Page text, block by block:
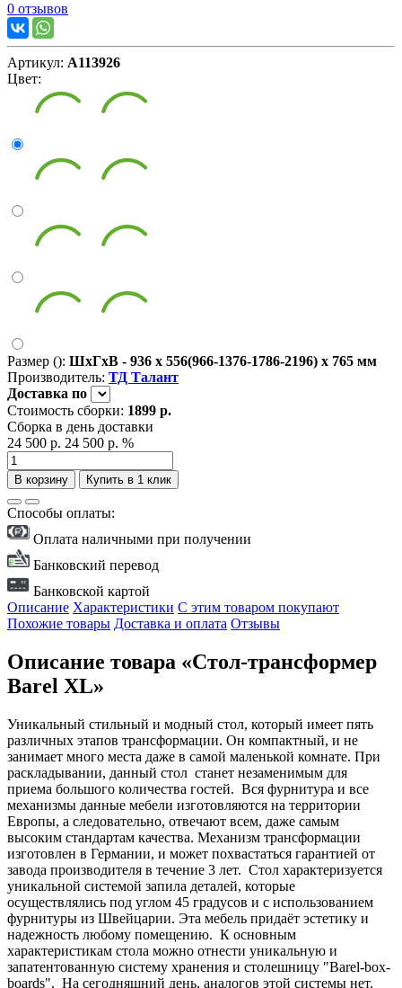
0 отзывов
Артикул: А113926
Цвет:
Размер (): ШxГxВ - 936 x 556(966-1376-1786-2196) x 765 мм
Производитель: ТД Талант
Доставка по
Стоимость сборки: 1899 р.
Сборка в день доставки
24 500 р. 24 500 р. %
В корзину Купить в 1 клик
Способы оплаты:
Оплата наличными при получении
Банковский перевод
Банковской картой
Описание Характеристики С этим товаром покупают
Похожие товары Доставка и оплата Отзывы
Описание товара «Стол-трансформер
Barel XL»
Уникальный стильный и модный стол, который имеет пять
различных этапов трансформации. Он компактный, и не
занимает много места даже в самой маленькой комнате. При
раскладывании, данный стол станет незаменимым для
приема большого количества гостей. Вся фурнитура и все
механизмы данные мебели изготовляются на территории
Европы, а следовательно, отвечают всем, даже самым
высоким стандартам качества. Механизм трансформации
изготовлен в Германии, и может похвастаться гарантией от
завода производителя в течение 3 лет. Стол характеризуется
уникальной системой запила деталей, которые
осуществлялись под углом 45 градусов и с использованием
фурнитуры из Швейцарии. Эта мебель придаёт эстетику и
надежность любому помещению. К основным
характеристикам стола можно отнести уникальную и
запатентованную систему хранения и столешницу "Barel-box-
boards". На сегодняшний день, аналогов этой системы нет.